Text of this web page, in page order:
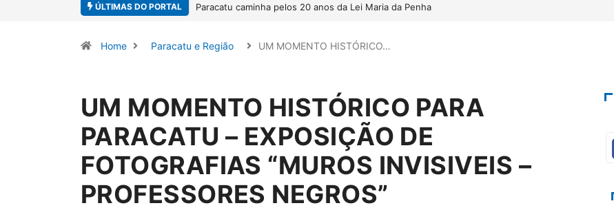
ÚLTIMAS DO PORTAL
caminha pelos 20 anos da Lei Maria da PenhaProjeto CUTUCAR abre nova edição e semeia o futuro
Home Paracatu e Região UM MOMENTO HISTÓRICO…
UM MOMENTO HISTÓRICO PARA
PARACATU – EXPOSIÇÃO DE
FOTOGRAFIAS “MUROS INVISIVEIS –
PROFESSORES NEGROS”